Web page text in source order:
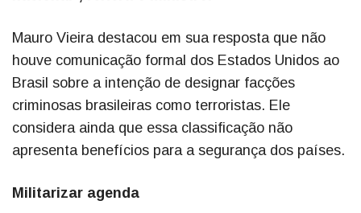
Mauro Vieira destacou em sua resposta que não
houve comunicação formal dos Estados Unidos ao
Brasil sobre a intenção de designar facções
criminosas brasileiras como terroristas. Ele
considera ainda que essa classificação não
apresenta benefícios para a segurança dos países.
Militarizar agenda